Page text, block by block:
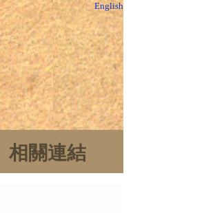
English
相關連結